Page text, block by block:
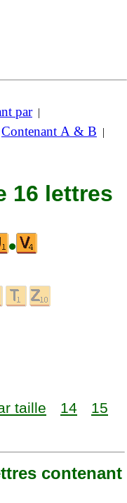
par|
Contenant A & B |
16 lettres
•
taille 14
15
contenant